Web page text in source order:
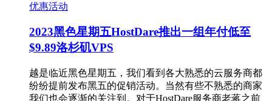
优惠活动
2023黑色星期五HostDare推出一组年付低至
$9.89洛杉矶VPS
越是临近黑色星期五，我们看到各大熟悉的云服务商都
纷纷提前发布黑五的促销活动。当然有些不熟悉的商家
我们也会逐渐的关注到。对于HostDare服务商老蒋之前